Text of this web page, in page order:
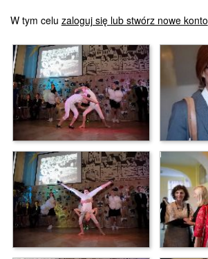
W tym celu zaloguj się lub stwórz nowe konto